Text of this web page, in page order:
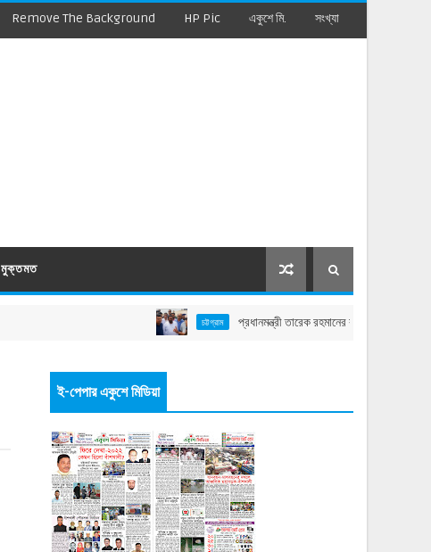
Remove The Background HP Pic একুশে মি. সংখ্যা
মুক্তমত
চট্টগ্রাম প্রধানমন্ত্রী তারেক রহমানের বাঁশখালী সফর: বাহারছড়া
ই-পেপার একুশে মিডিয়া